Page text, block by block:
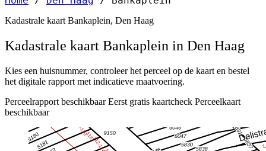
Kadastrale kaart Bankaplein, Den Haag
Kadastrale kaart Bankaplein in Den Haag
Kies een huisnummer, controleer het perceel op de kaart en bestel
het digitale rapport met indicatieve maatvoering.
Perceelrapport beschikbaar Eerst gratis kaartcheck Perceelkaart
beschikbaar